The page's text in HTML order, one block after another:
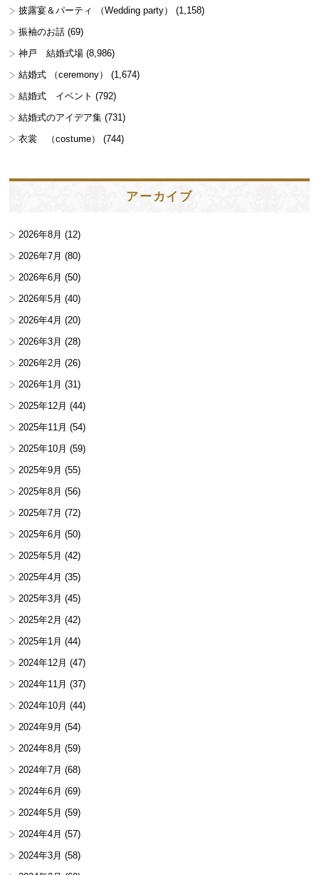
披露宴＆パーティ （Wedding party）
(1,158)
振袖のお話 (69)
神戸 結婚式場 (8,986)
結婚式 （ceremony）
(1,674)
結婚式 イベント (792)
結婚式のアイデア集 (731)
衣裳 （costume）
(744)
アーカイブ
2026年8月 (12)
2026年7月 (80)
2026年6月 (50)
2026年5月 (40)
2026年4月 (20)
2026年3月 (28)
2026年2月 (26)
2026年1月 (31)
2025年12月 (44)
2025年11月 (54)
2025年10月 (59)
2025年9月 (55)
2025年8月 (56)
2025年7月 (72)
2025年6月 (50)
2025年5月 (42)
2025年4月 (35)
2025年3月 (45)
2025年2月 (42)
2025年1月 (44)
2024年12月 (47)
2024年11月 (37)
2024年10月 (44)
2024年9月 (54)
2024年8月 (59)
2024年7月 (68)
2024年6月 (69)
2024年5月 (59)
2024年4月 (57)
2024年3月 (58)